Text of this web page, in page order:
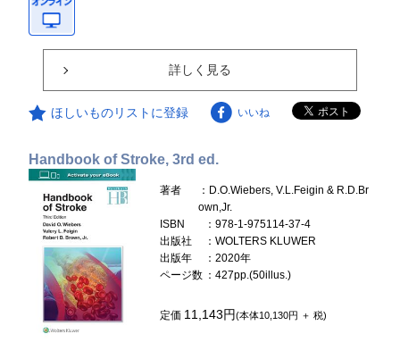
詳しく見る
ほしいものリストに登録 いいね
Handbook of Stroke, 3rd ed.
著者
：D.O.Wiebers, V.L.Feigin & R.D.Br
own,Jr.
ISBN
：978-1-975114-37-4
出版社
：WOLTERS KLUWER
出版年
：2020年
ページ数 ：427pp.(50illus.)
定価 11,143円(本体10,130円 ＋ 税)